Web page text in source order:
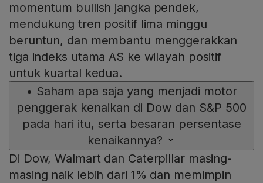
momentum bullish jangka pendek,
mendukung tren positif lima minggu
beruntun, dan membantu menggerakkan
tiga indeks utama AS ke wilayah positif
untuk kuartal kedua.
• Saham apa saja yang menjadi motor
penggerak kenaikan di Dow dan S&P 500
pada hari itu, serta besaran persentase
kenaikannya?
Di Dow, Walmart dan Caterpillar masing-
masing naik lebih dari 1% dan memimpin